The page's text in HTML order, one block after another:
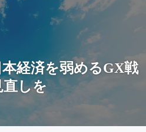
経済を弱めるGX戦
直しを